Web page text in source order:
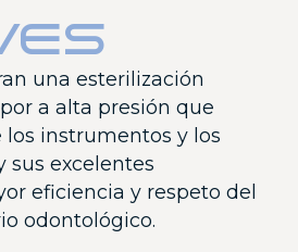
una esterilización
a alta presión que
instrumentos y los
sus excelentes
eficiencia y respeto del
odontológico.